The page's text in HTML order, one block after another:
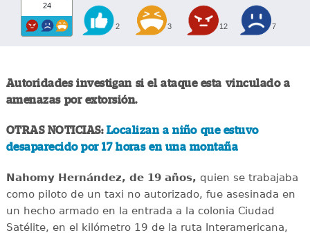
24
2 3 12 7
Autoridades investigan si el ataque esta vinculado a
amenazas por extorsión.
OTRAS NOTICIAS: Localizan a niño que estuvo
desaparecido por 17 horas en una montaña
Nahomy Hernández, de 19 años, quien se trabajaba
como piloto de un taxi no autorizado, fue asesinada en
un hecho armado en la entrada a la colonia Ciudad
Satélite, en el kilómetro 19 de la ruta Interamericana,